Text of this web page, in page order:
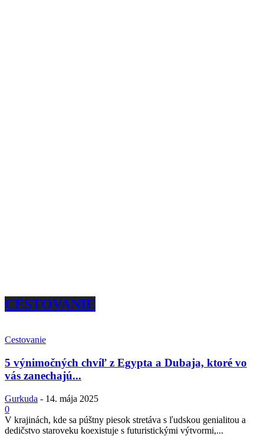
CESTOVANIE
Cestovanie
5 výnimočných chvíľ z Egypta a Dubaja, ktoré vo
vás zanechajú...
Gurkuda - 14. mája 2025
0
V krajinách, kde sa púštny piesok stretáva s ľudskou genialitou a
dedičstvo staroveku koexistuje s futuristickými výtvormi,...